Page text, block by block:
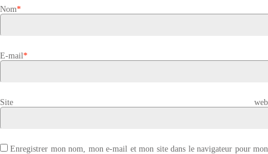
Nom*
E-mail*
Site web
Enregistrer mon nom, mon e-mail et mon site dans le navigateur pour mon